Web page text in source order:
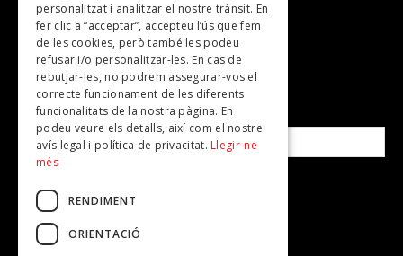
Revistes
SUBSCRIU-TE A LA NOSTRA NEWSLETTER!
Correu electrònic*
Accepto lapolítica de privacitat
personalitzat i analitzar el nostre trànsit. En
fer clic a “acceptar”, accepteu l’ús que fem
de les cookies, però també les podeu
refusar i/o personalitzar-les. En cas de
rebutjar-les, no podrem assegurar-vos el
correcte funcionament de les diferents
funcionalitats de la nostra pàgina. En
podeu veure els detalls, així com el nostre
avís legal i política de privacitat. Llegir-ne
més
RENDIMENT
ORIENTACIÓ